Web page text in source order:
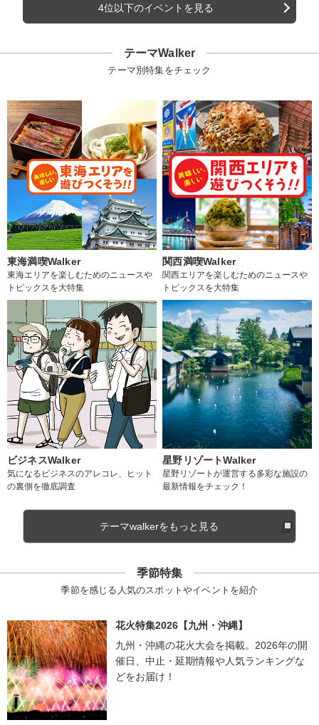
4位以下のイベントを見る
テーマWalker
テーマ別特集をチェック
東海満喫Walker
東海エリアを楽しむためのニュースや
トピックスを大特集
関西満喫Walker
関西エリアを楽しむためのニュースや
トピックスを大特集
ビジネスWalker
気になるビジネスのアレコレ、ヒット
の裏側を徹底調査
星野リゾートWalker
星野リゾートが運営する多彩な施設の
最新情報をチェック！
テーマwalkerをもっと見る
季節特集
季節を感じる人気のスポットやイベントを紹介
花火特集2026【九州・沖縄】
九州・沖縄の花火大会を掲載。2026年の開
催日、中止・延期情報や人気ランキングな
どをお届け！